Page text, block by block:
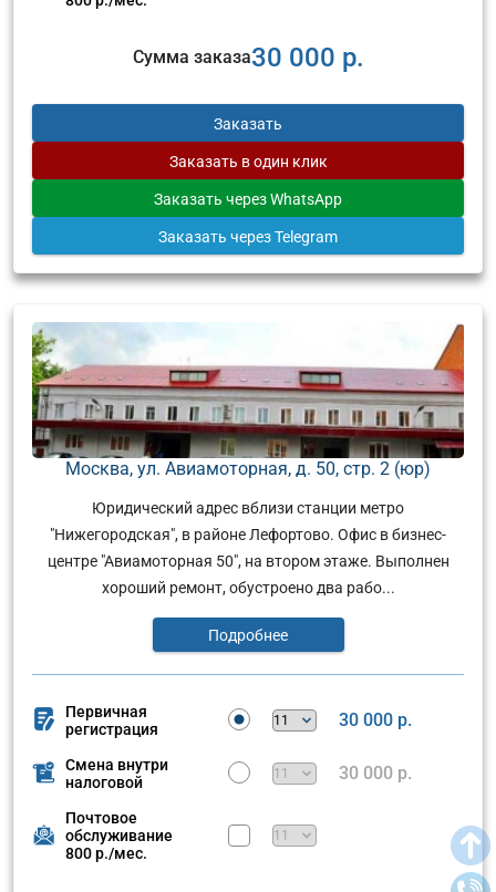
Сумма заказа30 000 р.
Заказать
Заказать в один клик
Заказать через WhatsApp
Заказать через Telegram
Москва, ул. Авиамоторная, д. 50, стр. 2 (юр)
Юридический адрес вблизи станции метро
"Нижегородская", в районе Лефортово. Офис в бизнес-
центре "Авиамоторная 50", на втором этаже. Выполнен
хороший ремонт, обустроено два рабо...
Подробнее
Первичная
регистрация
30 000 р.
Смена внутри
налоговой
30 000 р.
Почтовое
обслуживание
800 р./мес.